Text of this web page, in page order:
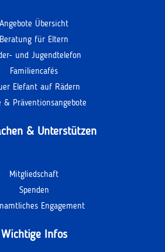
Angebote Übersicht
Beratung für Eltern
und Jugendtelefon
Familiencafés
Elefant auf Rädern
& Präventionsangebote
& Unterstützen
Mitgliedschaft
Spenden
Engagement
Wichtige Infos